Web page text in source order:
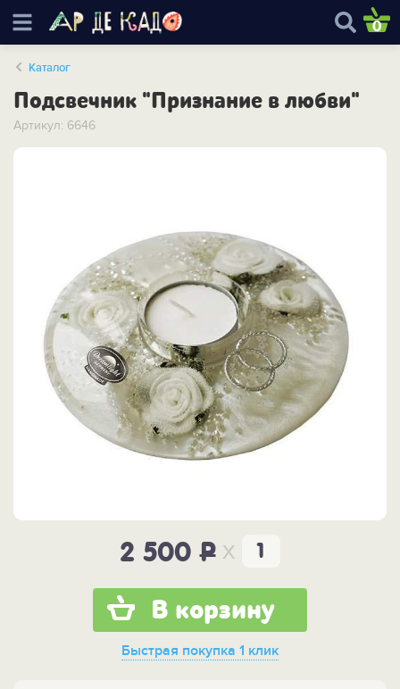
0
Каталог
Подсвечник "Признание в любви"
Артикул: 6646
2 500P x
В корзину
Быстрая покупка 1 клик